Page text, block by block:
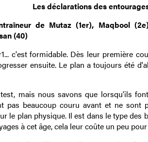
Les déclarations des
de Mutaz (1er), Maqbool
(40)
c'est formidable. Dès leur première
ensuite. Le plan a toujours été
mais nous savons que lorsqu'ils
pas beaucoup couru avant et ne
le plan physique. Il est dans le type des
à cet âge, cela leur coûte un peu